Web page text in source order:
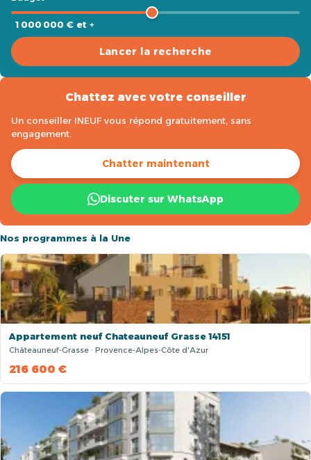
1 000 000 € et +
Lancer la recherche
Chattez avec votre conseiller
Un conseiller INEUF vous répond gratuitement, sans
engagement.
Chatter maintenant
Discuter sur WhatsApp
Nos programmes à la Une
Appartement neuf Chateauneuf Grasse 14151
Châteauneuf-Grasse · Provence-Alpes-Côte d'Azur
216 600 €